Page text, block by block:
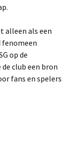
alleen als een
fenomeen
op de
club een bron
fans en spelers